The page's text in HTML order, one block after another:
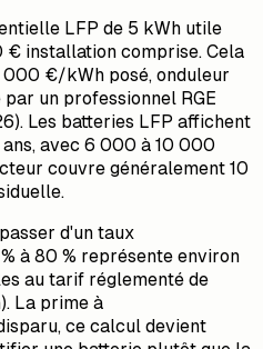
LFP de 5 kWh utile
installation comprise. Cela
€/kWh posé, onduleur
un professionnel RGE
Les batteries LFP affichent
ans, avec 6 000 à 10 000
couvre généralement 10
d'un taux
à 80 % représente environ
au tarif réglementé de
La prime à
ce calcul devient